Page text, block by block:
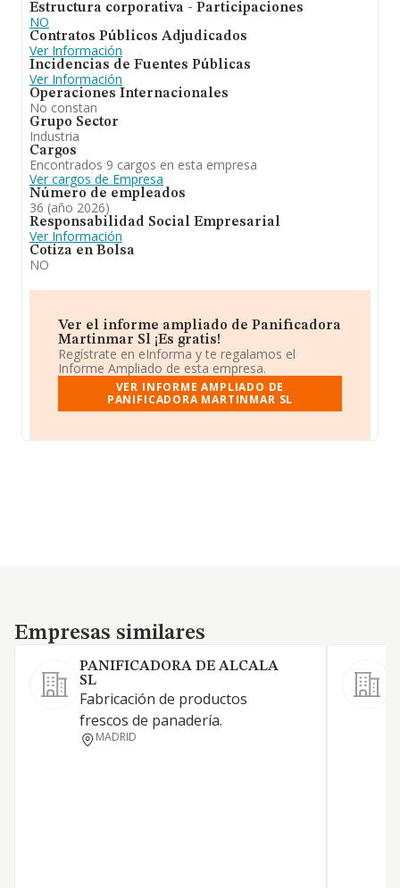
Estructura corporativa - Participaciones
NO
Contratos Públicos Adjudicados
Ver Información
Incidencias de Fuentes Públicas
Ver Información
Operaciones Internacionales
No constan
Grupo Sector
Industria
Cargos
Encontrados 9 cargos en esta empresa
Ver cargos de Empresa
Número de empleados
36 (año 2026)
Responsabilidad Social Empresarial
Ver Información
Cotiza en Bolsa
NO
Ver el informe ampliado de Panificadora
Martinmar Sl ¡Es gratis!
Regístrate en eInforma y te regalamos el
Informe Ampliado de esta empresa.
VER INFORME AMPLIADO DE
PANIFICADORA MARTINMAR SL
Empresas similares
Empresas similares
PANIFICADORA DE ALCALA
SL
Fabricación de productos
frescos de panadería.
MADRID